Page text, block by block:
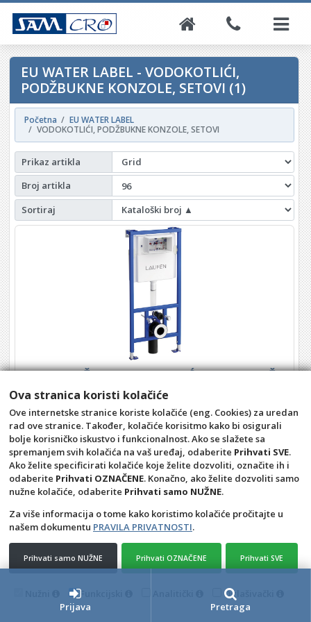
EU WATER LABEL - VODOKOTLIĆI,
PODŽBUKNE KONZOLE, SETOVI (1)
Početna
EU WATER LABEL
VODOKOTLIĆI, PODŽBUKNE KONZOLE, SETOVI
Prikaz artikla
Broj artikla
Sortiraj
LAUFEN PODŽBUKNI VODOKOTLIĆ SUHA MONTAŽA
(6/3L) CW1
Kataloški broj: 32-9466.0.000.000.1
POGLEDAJ ARTIKL
Opći uvjeti
Pravila privatnosti
Raskid ugovora – povrat
Prigovor potrošača –
reklamacije
Kontakt
SAM CRO d.o.o.
4D Wand IMC 24.11.14.1
Ova stranica koristi kolačiće
Ove internetske stranice koriste kolačiće (eng. Cookies) za uredan
rad ove stranice. Također, kolačiće korisitmo kako bi osigurali
bolje korisničko iskustvo i funkcionalnost. Ako se slažete sa
spremanjem svih kolačića na vaš uređaj, odaberite Prihvati SVE.
Ako želite specificirati kolačiće koje želite dozvoliti, označite ih i
odaberite Prihvati OZNAČENE. Konačno, ako želite dozvoliti samo
nužne kolačiće, odaberite Prihvati samo NUŽNE.
Za više informacija o tome kako koristimo kolačiće pročitajte u
našem dokumentu PRAVILA PRIVATNOSTI.
Prihvati samo NUŽNE Prihvati OZNAČENE Prihvati SVE
Funkcijski
Oglašivački
Prijava
Pretraga